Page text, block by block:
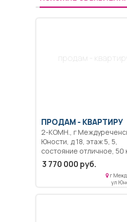
продам -
ПРОДАМ - КВАРТИРУ
2-КОМН., г Междуреченск, ул
Юности, д 18, этаж 5, 5,
состояние отличное, 50 кв.м,
36 кв.м, пластиковые окна,
новая сантехника,
застекленный балкон, не
угловая, не угловая,
квартира после ремонта.
3 770 000 руб.
г
ул